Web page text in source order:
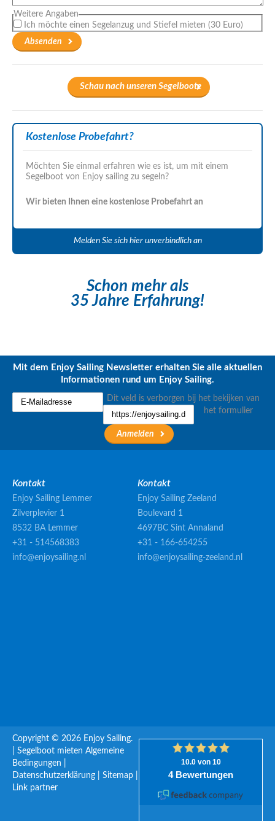
Weitere Angaben
Ich möchte einen Segelanzug und Stiefel mieten (30 Euro)
Schau nach unseren Segelboote
Kostenlose Probefahrt?
Möchten Sie einmal erfahren wie es ist, um mit einem
Segelboot von Enjoy sailing zu segeln?
Wir bieten Ihnen eine kostenlose Probefahrt an
Melden Sie sich hier unverbindlich an
Schon mehr als
35 Jahre Erfahrung!
Mit dem Enjoy Sailing Newsletter erhalten Sie alle aktuellen
Informationen rund um Enjoy Sailing.
Dit veld is verborgen bij het bekijken van
het formulier
Kontakt
Enjoy Sailing Lemmer
Zilverplevier 1
8532 BA Lemmer
+31 - 514568383
info@enjoysailing.nl
Kontakt
Enjoy Sailing Zeeland
Boulevard 1
4697BC Sint Annaland
+31 - 166-654255
info@enjoysailing-zeeland.nl
Copyright © 2026 Enjoy Sailing.
Segelboot mieten Algemeine
Bedingungen
Datenschutzerklärung
Sitemap
Link partner